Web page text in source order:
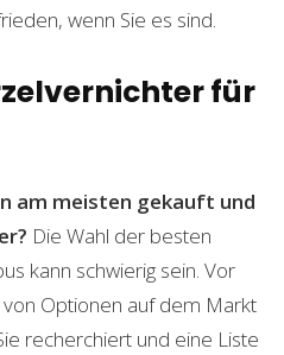
wenn Sie es sind.
für
am meisten gekauft und
Die Wahl der besten
kann schwierig sein. Vor
Optionen auf dem Markt
recherchiert und eine Liste